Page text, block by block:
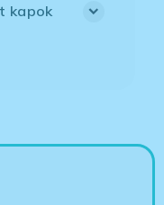
kapok